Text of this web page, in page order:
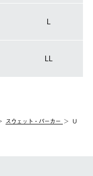
L
LL
スウェット・パーカー
Ｕ